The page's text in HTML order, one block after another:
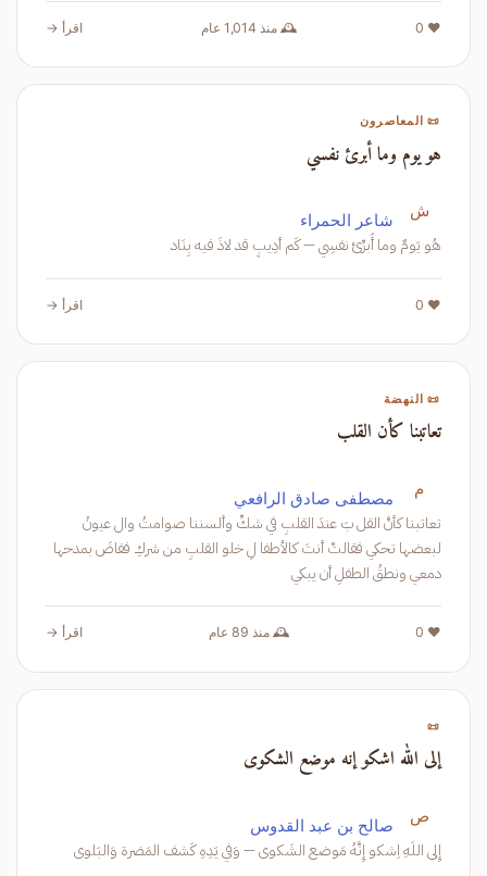
❤️ 0 🕰️ منذ 1,014 عام اقرأ →
📜 المعاصرون
هو يوم وما أبرئ نفسي
ش شاعر الحمراء
هُو يَومٌ وما أُبرِّئ نفسِي — كَم أدِيبٍ قد لاذَ فيه بِنَاد
❤️ 0 اقرأ →
📜 النهضة
تعاتبنا كأن القلب
م مصطفى صادق الرافعي
تعاتبنا كأنَّ القل بَ عندَ القلبِ في شكِّ وألسننا صوامتُ وال عيونُ
لبعضها تحكي فقالتْ أنتَ كالأطفا لِ خلو القلبِ من شركِ ففاضَ بمدحها
دمعي ونطقُ الطفلِ أن يبكي
❤️ 0 🕰️ منذ 89 عام اقرأ →
📜
إلى الله اشكو إنه موضع الشكوى
ص صالح بن عبد القدوس
إِلى اللَهِ اِشكو إِنَّهُ مَوضع الشَكوى — وَفي يَدِهِ كَشف المَضرة وَالبَلوى